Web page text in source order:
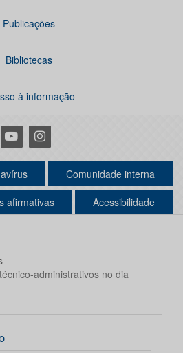
Publicações
Bibliotecas
à informação
YoutubeInstagram
Comunidade interna
afirmativas Acessibilidade
administrativos no dia